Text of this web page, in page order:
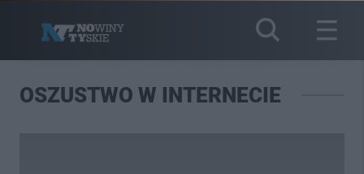
OSZUSTWO W INTERNECIE